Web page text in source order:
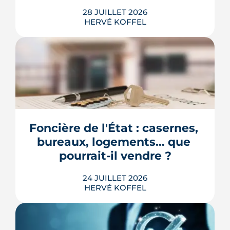
28 JUILLET 2026
HERVÉ KOFFEL
Longtemps clos derrière les murs de
l'hôpital Guillaume-Régnier, le Bois-
Perrin s'ouvre enfin sur la ville. La
redessinera tout un pan du quartier
Jeanne-d'Arc jusqu'en 2030.
LIRE L'ARTICLE
Foncière de l'État : casernes,
bureaux, logements… que
pourrait-il vendre ?
24 JUILLET 2026
HERVÉ KOFFEL